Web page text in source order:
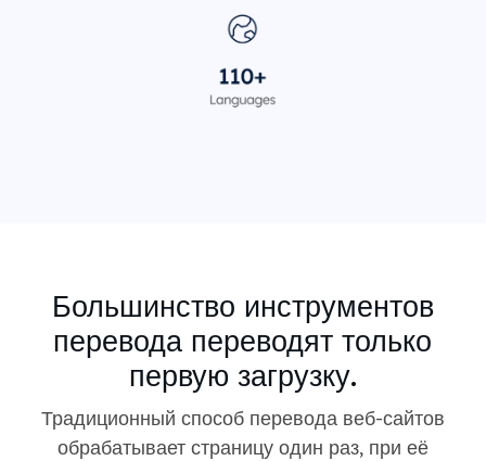
Большинство инструментов
перевода переводят только
первую загрузку.
Традиционный способ перевода веб-сайтов
обрабатывает страницу один раз, при её